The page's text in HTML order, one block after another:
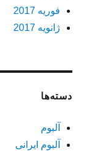
فوریه 2017
ژانویه 2017
دسته‌ها
آلبوم
آلبوم ایرانی